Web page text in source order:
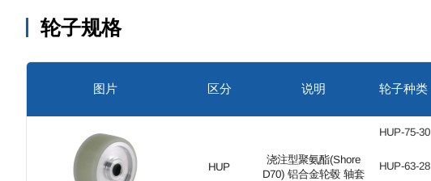
轮子规格
图片 区分 说明 轮子种类
HUP
浇注型聚氨酯(Shore
D70) 铝合金轮毂 轴套
HUP-75-30
HUP-63-28